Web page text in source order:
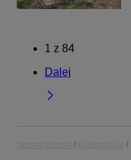
1 z 84
Dalej